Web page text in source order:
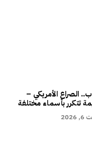
الصراع الأمريكي –
تتكرر بأسماء مختلفة